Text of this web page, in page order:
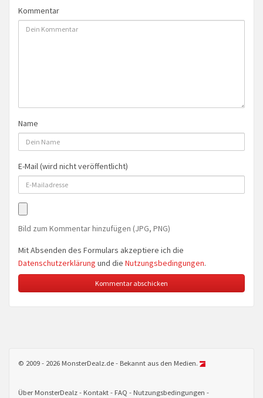
Kommentar
Name
E-Mail (wird nicht veröffentlicht)
Bild zum Kommentar hinzufügen (JPG, PNG)
Mit Absenden des Formulars akzeptiere ich die
Datenschutzerklärung und die Nutzungsbedingungen.
© 2009 - 2026 MonsterDealz.de - Bekannt aus den Medien.
Über MonsterDealz Kontakt FAQ Nutzungsbedingungen